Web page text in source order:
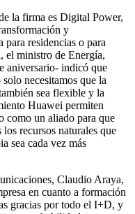
la firma es Digital Power,
y
para residencias o para
el ministro de Energía,
aniversario- indicó que
necesitamos que la
sea flexible y la
Huawei permiten
como un aliado para que
recursos naturales que
sea cada vez más
Claudio Araya,
en cuanto a formación
gracias por todo el I+D, y